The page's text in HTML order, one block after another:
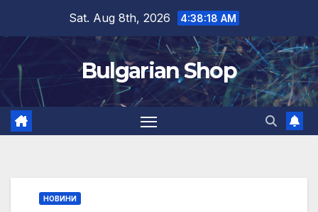
content
Sat. Aug 8th, 2026 4:38:19 AM
Bulgarian Shop
НОВИНИ